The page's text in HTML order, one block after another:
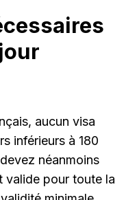
aucun visa
inférieurs à 180
néanmoins
valide pour toute la